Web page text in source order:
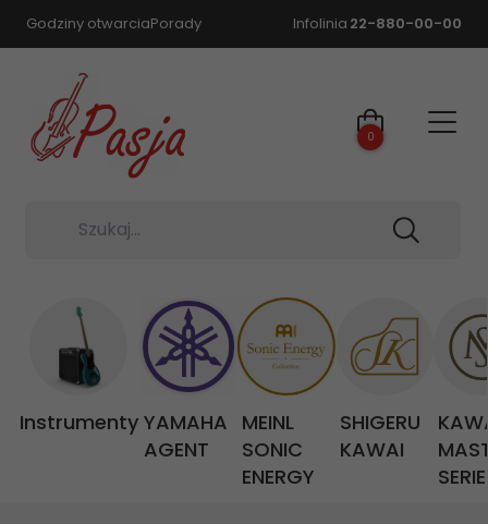
Godziny otwarciaPorady Infolinia 22-880-00-00
Szukaj...
0
Instrumenty YAMAHA
AGENT
MEINL
SONIC
ENERGY
SHIGERU
KAWAI